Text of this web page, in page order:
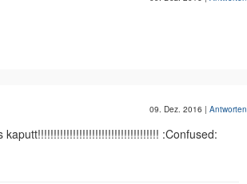
09. Dez. 2016 | Antworten
:Confused: